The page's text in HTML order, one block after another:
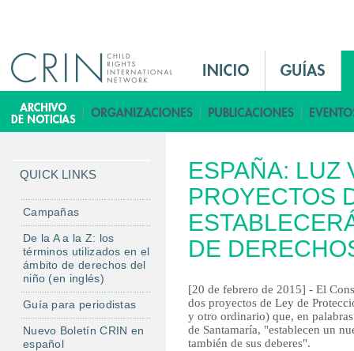
i
n
e
n
u
E
B
i
ESPAÑA: LUZ
PROYECTOS
DE
[20 de febrero de 2015] - El
dos proyectos de Ley de
y otro ordinario) que, en
de Santamaría, "establecen un
también de sus deberes".
QUICK LINKS
Campañas
De la A a la Z: los
términos utilizados en el
ámbito de derechos del
niño (en inglés)
Guía para periodistas
Nuevo Boletín CRIN en
español